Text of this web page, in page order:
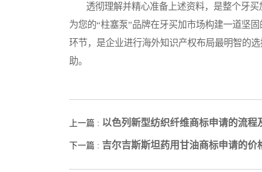
透彻理解并精心准备上述资料，是整个牙买
为您的“柱塞泵”品牌在牙买加市场构建一道坚
环节，是企业进行海外知识产权布局最明智的
助。
上一篇 : 以色列新型纺织纤维商标申请的流程
下一篇 : 吉尔吉斯斯坦药用甘油商标申请的价